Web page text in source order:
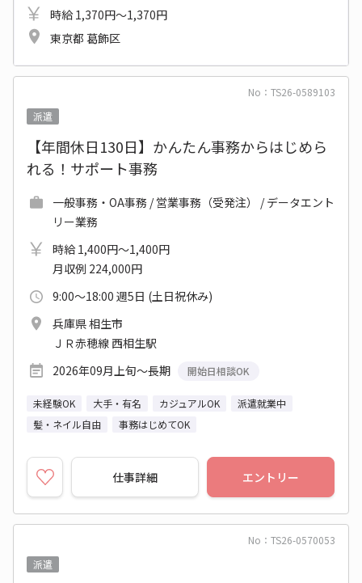
時給 1,370円～1,370円
東京都 葛飾区
No：TS26-0589103
派遣
【年間休日130日】かんたん事務からはじめら
れる！サポート事務
一般事務・OA事務 / 営業事務（受発注） / データエント
リー業務
時給 1,400円～1,400円
月収例 224,000円
9:00～18:00 週5日 (土日祝休み)
兵庫県 相生市
ＪＲ赤穂線 西相生駅
2026年09月上旬～長期
開始日相談OK
未経験OK 大手・有名 カジュアルOK
派遣就業中
髪・ネイル自由
事務はじめてOK
仕事詳細 エントリー
No：TS26-0570053
派遣